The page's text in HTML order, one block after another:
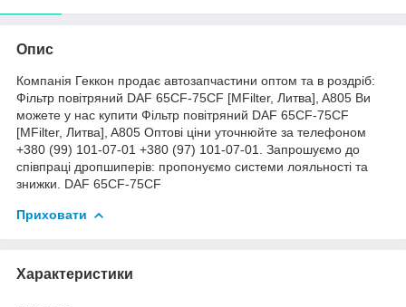
Опис
Компанія Геккон продає автозапчастини оптом та в роздріб:
Фільтр повітряний DAF 65CF-75CF [MFilter, Литва], A805 Ви
можете у нас купити Фільтр повітряний DAF 65CF-75CF
[MFilter, Литва], A805 Оптові ціни уточнюйте за телефоном
+380 (99) 101-07-01 +380 (97) 101-07-01. Запрошуємо до
співпраці дропшиперів: пропонуємо системи лояльності та
знижки. DAF 65CF-75CF
Приховати
Характеристики